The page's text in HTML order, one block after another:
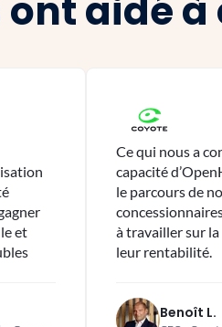
ont aidé
et
Ce qui nous a
capacité
le parcours de
à travailler sur
leur rentabilité.
Benoît L.